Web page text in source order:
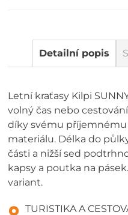
Detailní popis
Letní kraťasy Kilpi
volný čas nebo
díky svému
materiálu. Délka do
části a nižší sed
kapsy a poutka na
variant.
TURISTIKA A